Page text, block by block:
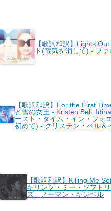
【歌詞和訳】Lights
ト(電気を消して) - フ
【歌詞和訳】For the First
と雪の女王 - Kristen Bell,
ースト・タイム・イン・フォ
初めて) - クリステン・ベル＆
【歌詞和訳】Killing Me
キリング・ミー・ソフト
ズ、ノーマン・ギンベル